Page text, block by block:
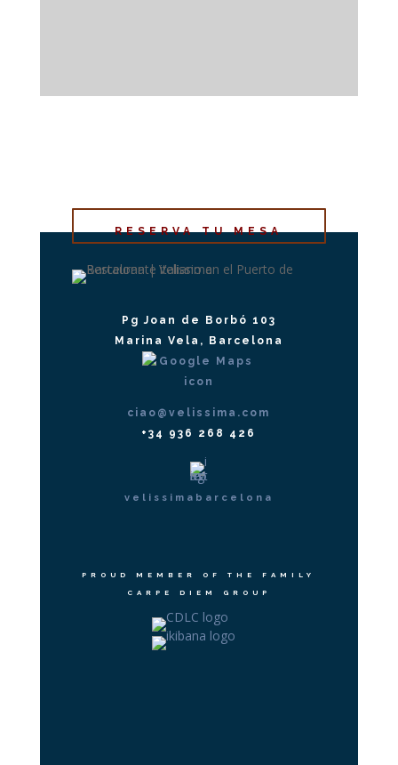
RESERVA TU MESA
Pg Joan de Borbó 103
Marina Vela, Barcelona
ciao@velissima.com
+34 936 268 426
velissimabarcelona
PROUD MEMBER OF THE FAMILY
CARPE DIEM GROUP